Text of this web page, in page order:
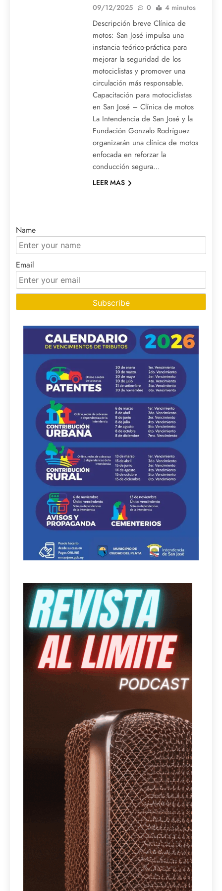
09/12/2025
0 4 minutos
Descripción breve Clínica de
motos: San José impulsa una
instancia teórico-práctica para
mejorar la seguridad de los
motociclistas y promover una
circulación más responsable.
Capacitación para motociclistas
en San José – Clínica de motos
La Intendencia de San José y la
Fundación Gonzalo Rodríguez
organizarán una clínica de motos
enfocada en reforzar la
conducción segura…
LEER MAS
Name
Email